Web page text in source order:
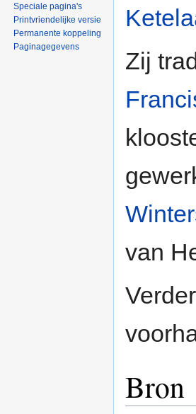
Zij
van
Bron
Speciale pagina's
Printvriendelijke versie
Permanente koppeling
Paginagegevens